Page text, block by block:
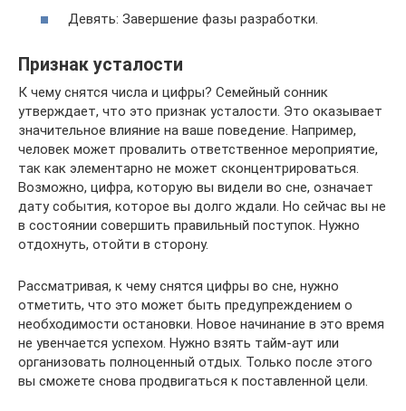
Девять: Завершение фазы разработки.
Признак усталости
К чему снятся числа и цифры? Семейный сонник
утверждает, что это признак усталости. Это оказывает
значительное влияние на ваше поведение. Например,
человек может провалить ответственное мероприятие,
так как элементарно не может сконцентрироваться.
Возможно, цифра, которую вы видели во сне, означает
дату события, которое вы долго ждали. Но сейчас вы не
в состоянии совершить правильный поступок. Нужно
отдохнуть, отойти в сторону.
Рассматривая, к чему снятся цифры во сне, нужно
отметить, что это может быть предупреждением о
необходимости остановки. Новое начинание в это время
не увенчается успехом. Нужно взять тайм-аут или
организовать полноценный отдых. Только после этого
вы сможете снова продвигаться к поставленной цели.